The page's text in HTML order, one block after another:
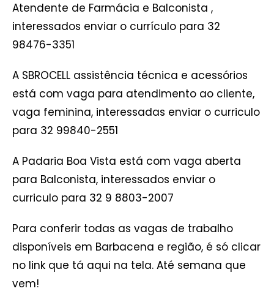
Atendente de Farmácia e Balconista ,
interessados enviar o currículo para 32
98476-3351
A SBROCELL assistência técnica e acessórios
está com vaga para atendimento ao cliente,
vaga feminina, interessadas enviar o curriculo
para 32 99840-2551
A Padaria Boa Vista está com vaga aberta
para Balconista, interessados enviar o
curriculo para 32 9 8803-2007
Para conferir todas as vagas de trabalho
disponíveis em Barbacena e região, é só clicar
no link que tá aqui na tela. Até semana que
vem!